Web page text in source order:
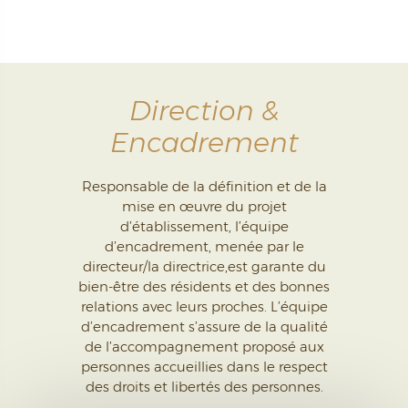
Direction &
Encadrement
Responsable de la définition et de la
mise en œuvre du projet
d’établissement, l’équipe
d’encadrement, menée par le
directeur/la directrice,est garante du
bien-être des résidents et des bonnes
relations avec leurs proches. L’équipe
d’encadrement s’assure de la qualité
de l’accompagnement proposé aux
personnes accueillies dans le respect
des droits et libertés des personnes.